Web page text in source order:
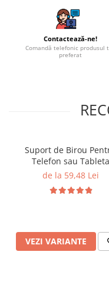
Contactează-ne!
Comandă telefonic produsul
preferat
Suport de Birou
Telefon sau Tableta
de la 59,48 Lei
VEZI VARIANTE